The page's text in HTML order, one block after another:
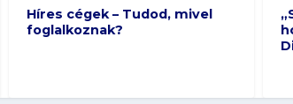
Híres cégek – Tudod, mivel
foglalkoznak?